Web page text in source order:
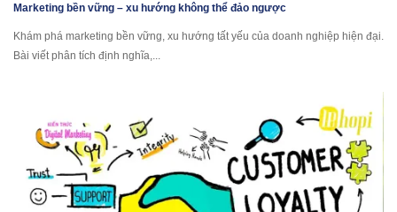
Marketing bền vững – xu hướng không thể đảo ngược
Khám phá marketing bền vững, xu hướng tất yếu của doanh nghiệp hiện đại.
Bài viết phân tích định nghĩa,...